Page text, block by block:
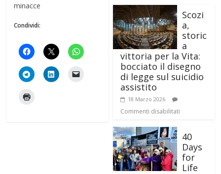
minacce
Condividi:
Scozi
a,
storic
a
vittoria per la Vita:
bocciato il disegno
di legge sul suicidio
assistito
18 Marzo 2026
Commenti disabilitati
40
Days
for
Life